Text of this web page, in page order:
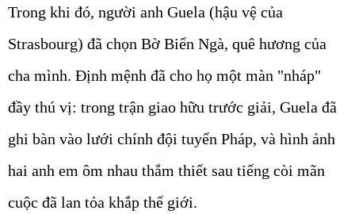
Trong khi đó, người anh Guela (hậu vệ của
Strasbourg) đã chọn Bờ Biển Ngà, quê hương của
cha mình. Định mệnh đã cho họ một màn "nháp"
đầy thú vị: trong trận giao hữu trước giải, Guela đã
ghi bàn vào lưới chính đội tuyển Pháp, và hình ảnh
hai anh em ôm nhau thắm thiết sau tiếng còi mãn
cuộc đã lan tỏa khắp thế giới.